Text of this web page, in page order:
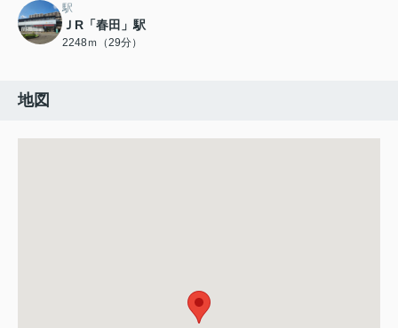
駅
ＪR「春田」駅
2248ｍ（29分）
地図